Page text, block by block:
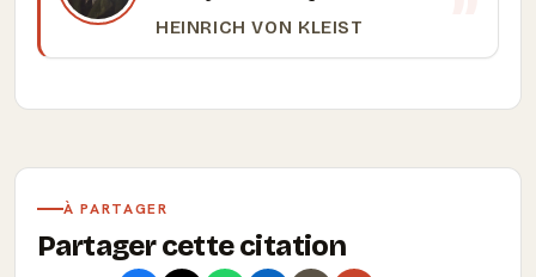
HEINRICH VON KLEIST
À PARTAGER
Partager cette citation